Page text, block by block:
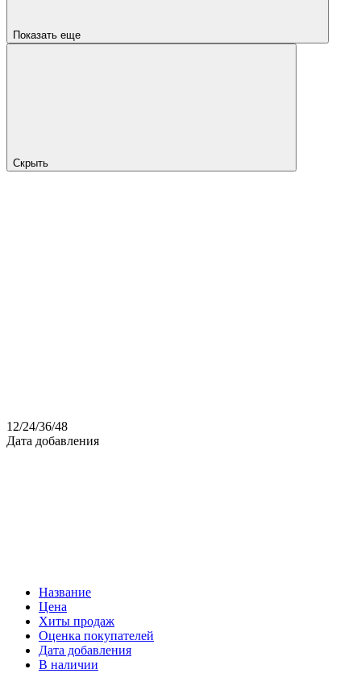
Показать еще
Скрыть
12/24/36/48
Дата добавления
Название
Цена
Хиты продаж
Оценка покупателей
Дата добавления
В наличии